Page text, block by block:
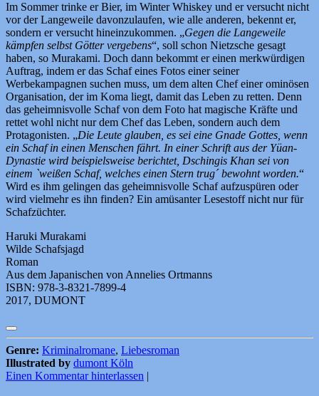
Im Sommer trinke er Bier, im Winter Whiskey und er versucht nicht
vor der Langeweile davonzulaufen, wie alle anderen, bekennt er,
sondern er versucht hineinzukommen. „Gegen die Langeweile
kämpfen selbst Götter vergebens“, soll schon Nietzsche gesagt
haben, so Murakami. Doch dann bekommt er einen merkwürdigen
Auftrag, indem er das Schaf eines Fotos einer seiner
Werbekampagnen suchen muss, um dem alten Chef einer ominösen
Organisation, der im Koma liegt, damit das Leben zu retten. Denn
das geheimnisvolle Schaf von dem Foto hat magische Kräfte und
rettet wohl nicht nur dem Chef das Leben, sondern auch dem
Protagonisten. „Die Leute glauben, es sei eine Gnade Gottes, wenn
ein Schaf in einen Menschen fährt. In einer Schrift aus der Yüan-
Dynastie wird beispielsweise berichtet, Dschingis Khan sei von
einem `weißen Schaf, welches einen Stern trug´ bewohnt worden.“
Wird es ihm gelingen das geheimnisvolle Schaf aufzuspüren oder
wird vielmehr es ihn finden? Ein amüsanter Lesestoff nicht nur für
Schafzüchter.
Haruki Murakami
Wilde Schafsjagd
Roman
Aus dem Japanischen von Annelies Ortmanns
ISBN: 978-3-8321-7899-4
2017, DUMONT
Genre: Kriminalromane, Liebesroman
Illustrated by dumont Köln
Einen Kommentar hinterlassen |